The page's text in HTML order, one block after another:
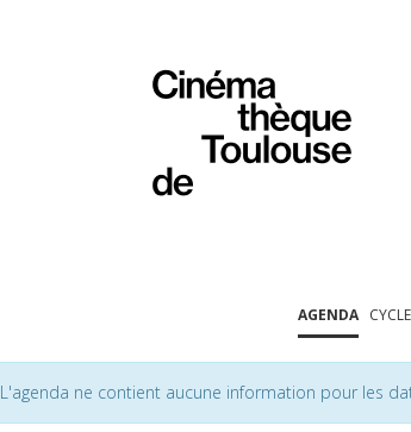
AGENDA
L'agenda ne contient aucune information pour les